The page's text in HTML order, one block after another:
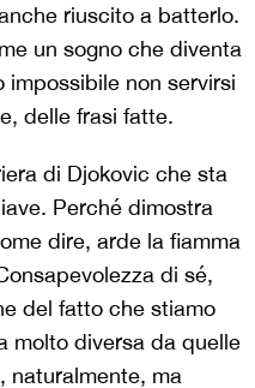
riuscito a batterlo.
un sogno che diventa
impossibile non servirsi
delle frasi fatte.
di Djokovic che sta
Perché dimostra
dire, arde la fiamma
di sé,
del fatto che stiamo
molto diversa da quelle
naturalmente, ma